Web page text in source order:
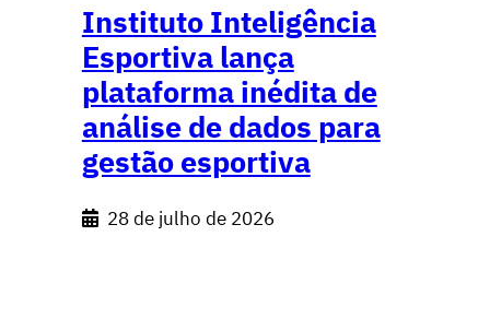
Instituto Inteligência
Esportiva lança
plataforma inédita de
análise de dados para
gestão esportiva
28 de julho de 2026